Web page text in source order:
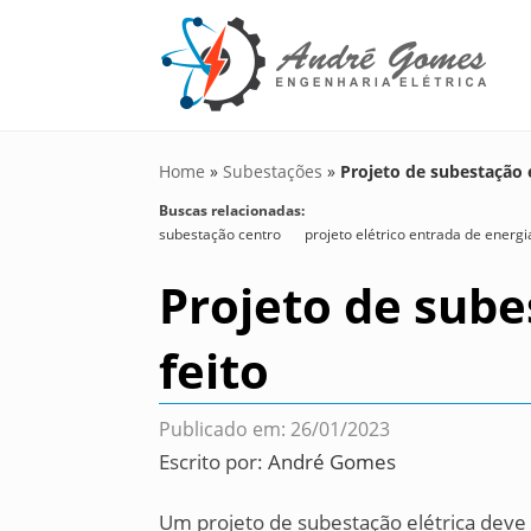
Home »Subestações » Projeto de
Buscas relacionadas:
subestação centro
projeto elétrico entrada de
Projeto de
feito
Publicado em: 26/01/2023
Escrito por:André Gomes
Um projeto de subestação elétrica